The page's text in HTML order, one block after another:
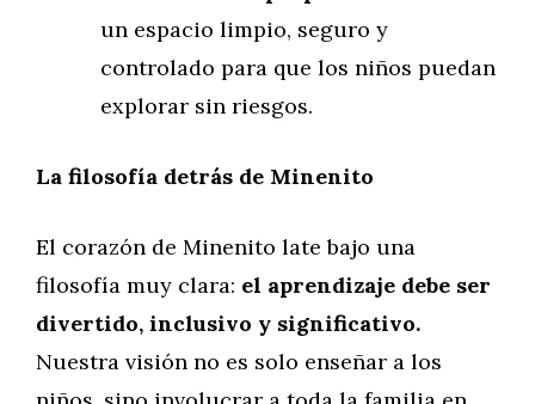
un espacio limpio, seguro y
controlado para que los niños puedan
explorar sin riesgos.
La filosofía detrás de Minenito
El corazón de Minenito late bajo una
filosofía muy clara: el aprendizaje debe ser
divertido, inclusivo y significativo.
Nuestra visión no es solo enseñar a los